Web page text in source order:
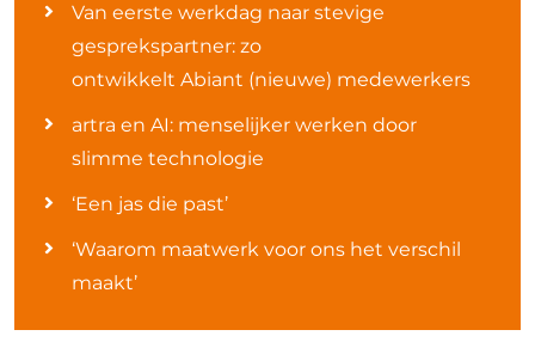
Van eerste werkdag naar stevige
gesprekspartner: zo
ontwikkelt Abiant (nieuwe) medewerkers
artra en AI: menselijker werken door
slimme technologie
‘Een jas die past’
‘Waarom maatwerk voor ons het verschil
maakt’